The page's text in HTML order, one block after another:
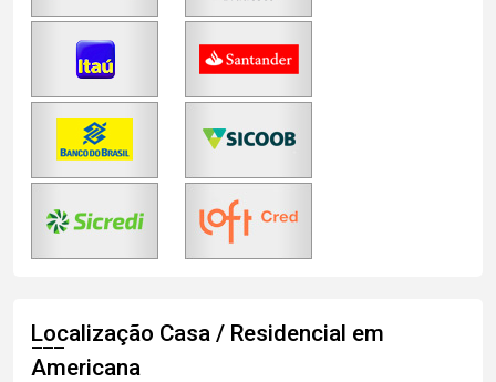
Localização Casa / Residencial em
Americana